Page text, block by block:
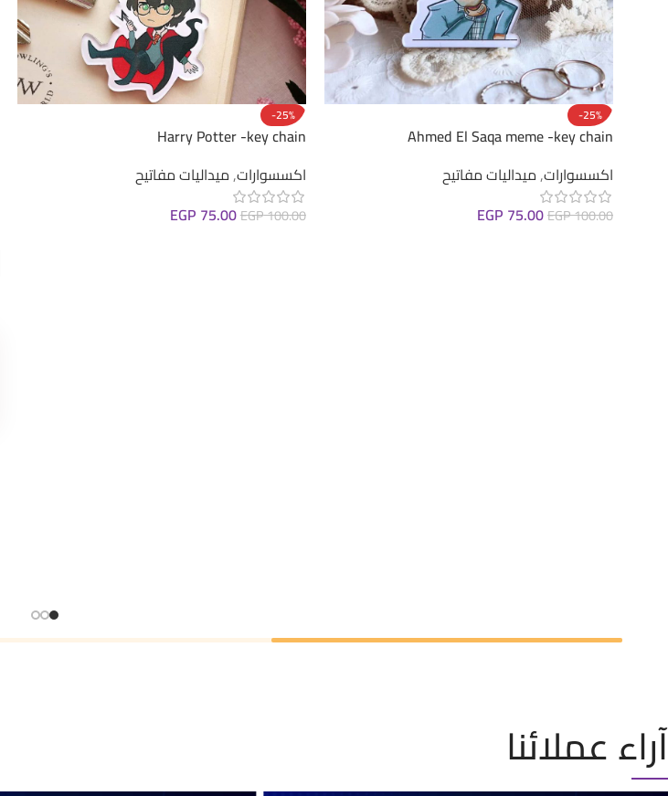
-25%
Ahmed El Saqa meme -key chain
اكسسوارات,ميداليات مفاتيح
EGP100.00
EGP 75.00
-25%
Harry Potter -key chain
اكسسوارات,ميداليات مفاتيح
EGP100.00
EGP 75.00
آراء عملائنا